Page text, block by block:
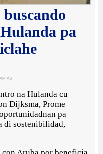
pa
AM AST
na Hulanda cu
Dijksma, Prome
pa
di sostenibilidad,
con Aruba por beneficia